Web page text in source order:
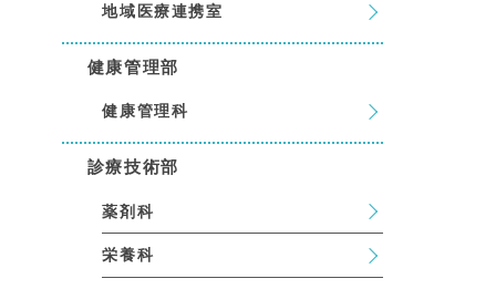
地域医療連携室
健康管理部
健康管理科
診療技術部
薬剤科
栄養科